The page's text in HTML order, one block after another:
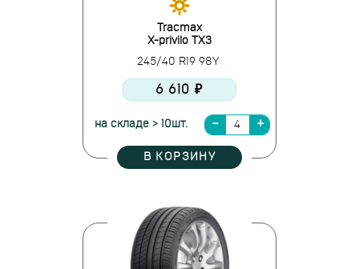
Tracmax
X-privilo TX3
245/40 R19 98Y
6 610 ₽
на складе > 10шт.
В КОРЗИНУ